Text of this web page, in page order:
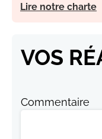
Lire notre charte
VOS
Commentaire